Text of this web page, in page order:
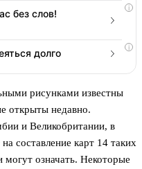
i
без слов!
i
долго
рисунками известны
открыты недавно.
и Великобритании, в
составление карт 14 таких
означать. Некоторые